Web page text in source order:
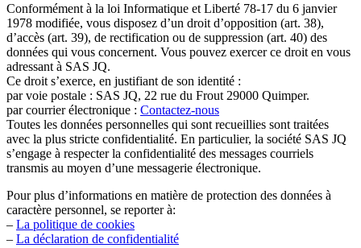
Conformément à la loi Informatique et Liberté 78-17 du 6 janvier
1978 modifiée, vous disposez d’un droit d’opposition (art. 38),
d’accès (art. 39), de rectification ou de suppression (art. 40) des
données qui vous concernent. Vous pouvez exercer ce droit en vous
adressant à SAS JQ.
Ce droit s’exerce, en justifiant de son identité :
par voie postale : SAS JQ, 22 rue du Frout 29000 Quimper.
par courrier électronique : Contactez-nous
Toutes les données personnelles qui sont recueillies sont traitées
avec la plus stricte confidentialité. En particulier, la société SAS JQ
s’engage à respecter la confidentialité des messages courriels
transmis au moyen d’une messagerie électronique.
Pour plus d’informations en matière de protection des données à
caractère personnel, se reporter à:
– La politique de cookies
– La déclaration de confidentialité